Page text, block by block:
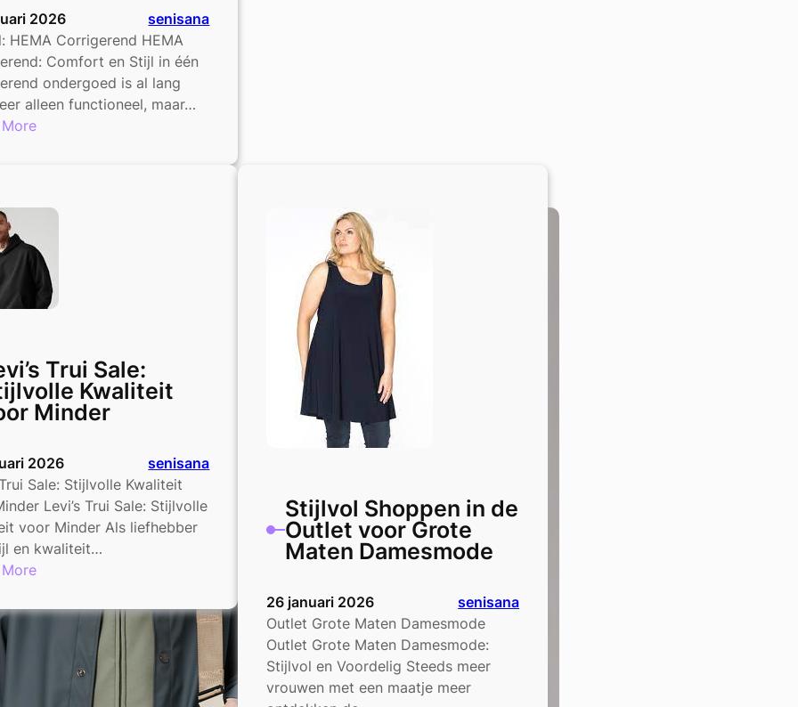
2026
senisana
HEMA Corrigerend HEMA
Comfort en Stijl in één
ondergoed is al lang
alleen functioneel, maar…
:
Ontdek
Corrigerend
Ondergoed
Trui Sale:
Kwaliteit
Minder
2026
senisana
Sale: Stijlvolle Kwaliteit
Levi’s Trui Sale: Stijlvolle
voor Minder Als liefhebber
en kwaliteit…
:
Trui
Kwaliteit
Stijlvol Shoppen in de
Outlet voor Grote
Maten Damesmode
26 januari 2026
senisana
Outlet Grote Maten Damesmode
Outlet Grote Maten Damesmode:
Stijlvol en Voordelig Steeds meer
vrouwen met een maatje meer